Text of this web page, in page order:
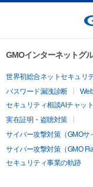
GMOインターネットグ
世界初総合ネットセキュリ
パスワード漏洩診断
セキュリティ相談AIチャッ
実在証明・盗聴対策
サイバー攻撃対策（GMOサ
サイバー攻撃対策（GMO
セキュリティ事業の軌跡